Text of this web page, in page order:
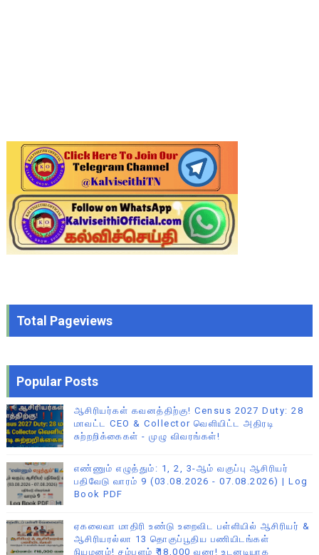
Total Pageviews
Popular Posts
ஆசிரியர்கள் கவனத்திற்கு! Census 2027 Duty: 28
மாவட்ட CEO & Collector வெளியிட்ட அதிரடி
சுற்றறிக்கைகள் - முழு விவரங்கள்!
எண்ணும் எழுத்தும்: 1, 2, 3-ஆம் வகுப்பு ஆசிரியர்
பதிவேடு வாரம் 9 (03.08.2026 - 07.08.2026) | Log
Book PDF
ஏகலைவா மாதிரி உண்டு உறைவிட பள்ளியில் ஆசிரியர் &
ஆசிரியரல்லா 13 தொகுப்பூதிய பணியிடங்கள்
நியமனம்! சம்பளம் ₹18,000 வரை! உடனடியாக